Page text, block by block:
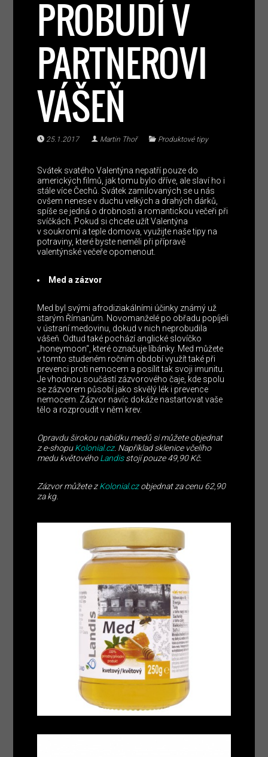
PROBUDÍ V
PARTNEROVI
VÁŠEŇ
25.1.2017 Martin Thoř Produktové tipy
Svátek svatého Valentýna nepatří pouze do
amerických filmů, jak tomu bylo dříve, ale slaví ho i
stále více Čechů. Svátek zamilovaných se u nás
ovšem nenese v duchu velkých a drahých dárků,
spíše se jedná o drobnosti a romantickou večeři při
svíčkách. Pokud si chcete užít Valentýna
v soukromí a teple domova, využijte naše tipy na
potraviny, které byste neměli při přípravě
valentýnské večeře opomenout.
Med a zázvor
Med byl svými afrodiziakálními účinky známý už
starým Římanům. Novomanželé po obřadu popíjeli
v ústraní medovinu, dokud v nich neprobudila
vášeň. Odtud také pochází anglické slovíčko
„honeymoon“, které označuje líbánky. Med můžete
v tomto studeném ročním období využít také při
prevenci proti nemocem a posílit tak svoji imunitu.
Je vhodnou součástí zázvorového čaje, kde spolu
se zázvorem působí jako skvělý lék i prevence
nemocem. Zázvor navíc dokáže nastartovat vaše
tělo a rozproudit v něm krev.
Opravdu širokou nabídku medů si můžete objednat
z e-shopuKolonial.cz. Například sklenice včelího
medu květovéhoLandisstojí pouze 49,90 Kč.
Zázvor můžete zKolonial.czobjednat za cenu 62,90
za kg.